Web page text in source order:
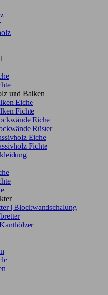
und Balken
Eiche
Fichte
Eiche
Rüster
Eiche
Fichte
| Blockwandschalung